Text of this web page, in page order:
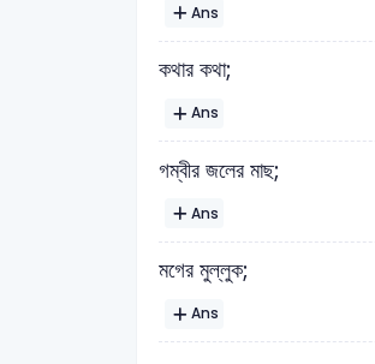
Ans
কথার কথা;
Ans
গম্বীর জলের মাছ;
Ans
মগের মুল্লুক;
Ans